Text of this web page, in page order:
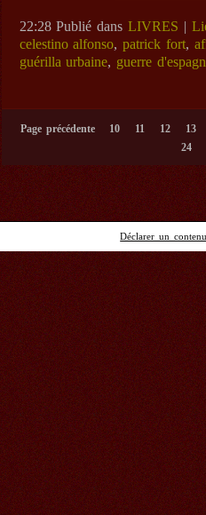
22:28 Publié dansLIVRES |
celestino alfonso,patrick fort,
guérilla urbaine, guerre
Page précédente 10 11 12
13
24
Déclarer un